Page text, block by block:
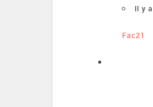
Il y
Fac21